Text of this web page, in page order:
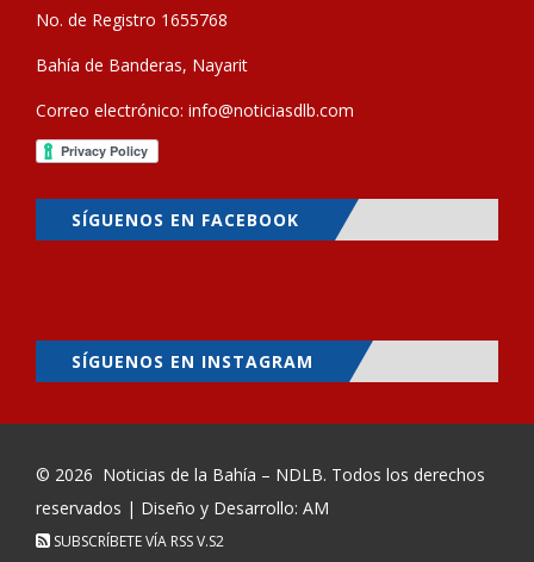
No. de Registro 1655768
Bahía de Banderas, Nayarit
Correo electrónico: info@noticiasdlb.com
SÍGUENOS EN FACEBOOK
SÍGUENOS EN INSTAGRAM
© 2026 Noticias de la Bahía – NDLB. Todos los derechos
reservados | Diseño y Desarrollo: AM
SUBSCRÍBETE VÍA RSSV.S2